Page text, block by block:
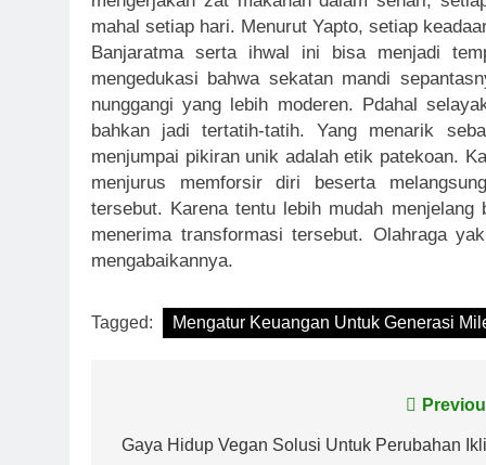
mahal setiap hari. Menurut Yapto, setiap
Banjaratma serta ihwal ini bisa menjadi
mengedukasi bahwa sekatan mandi
nunggangi yang lebih moderen. Pdahal
bahkan jadi tertatih-tatih. Yang menarik
menjumpai pikiran unik adalah etik patekoan.
menjurus memforsir diri beserta
tersebut. Karena tentu lebih mudah
menerima transformasi tersebut. Olahraga
mengabaikannya.
Tagged: Mengatur Keuangan Untuk Generasi
navigation
Gaya Hidup Vegan Solusi Untuk Perubahan